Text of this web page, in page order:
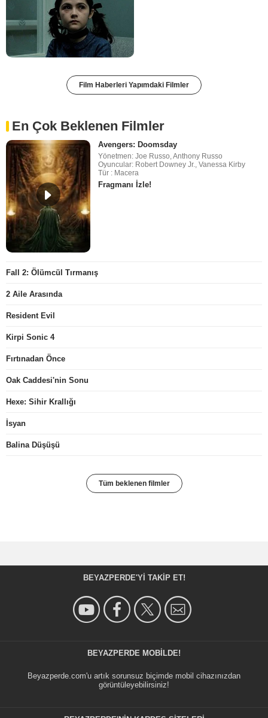
Film Haberleri Yapımdaki Filmler
En Çok Beklenen Filmler
Avengers: Doomsday
Yönetmen: Joe Russo, Anthony Russo
Oyuncular: Robert Downey Jr., Vanessa Kirby
Tür : Macera
Fragmanı İzle!
Fall 2: Ölümcül Tırmanış
2 Aile Arasında
Resident Evil
Kirpi Sonic 4
Fırtınadan Önce
Oak Caddesi'nin Sonu
Hexe: Sihir Krallığı
İsyan
Balina Düşüşü
Tüm beklenen filmler
BEYAZPERDE'YI TAKIP ET!
BEYAZPERDE MOBILDE!
Beyazperde.com'u artık sorunsuz biçimde mobil cihazınızdan
görüntüleyebilirsiniz!